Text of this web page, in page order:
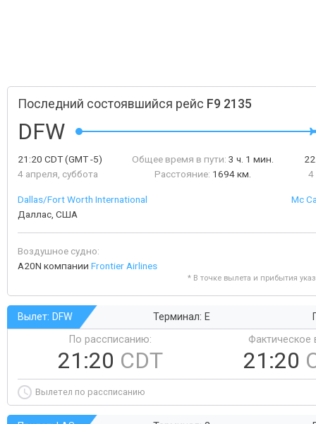
Последний состоявшийся рейс F9 2135
DFW
21:20 CDT(GMT -5)
4 апреля, суббота
Общее время в пути: 3 ч. 1 мин.
Расстояние: 1694 км.
4
Dallas/Fort Worth International
Даллас, США
Mc
Воздушное судно:
A20N компании Frontier Airlines
* В точке вылета и прибытия
Вылет: DFW Терминал: E
По рассписанию:
21:20 CDT
Фактическое
21:20
Вылетел по рассписанию